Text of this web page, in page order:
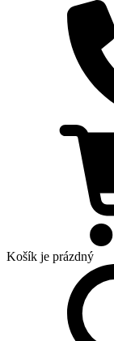
Košík je prázdný